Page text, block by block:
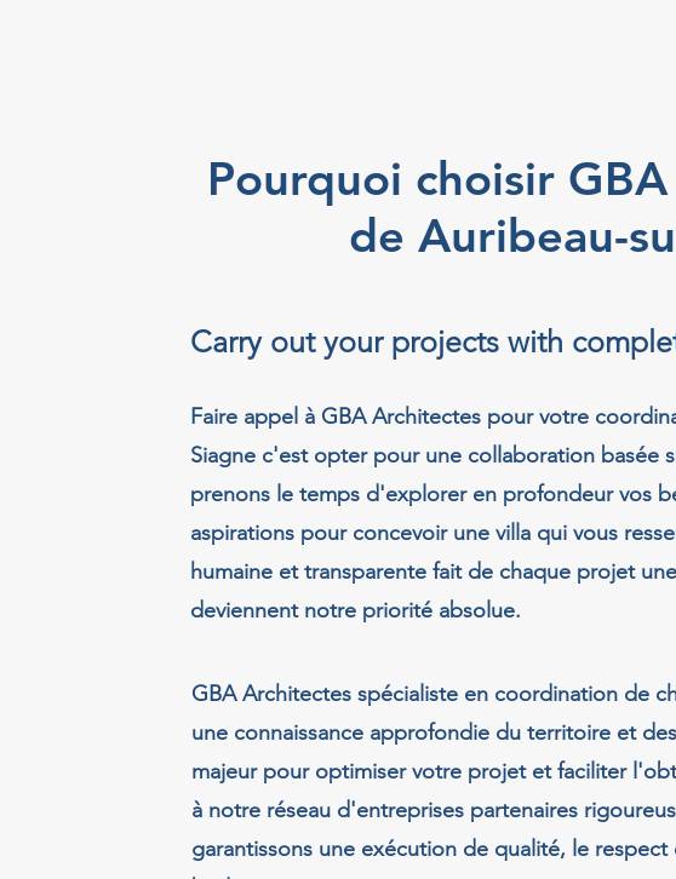
Pourquoi choisir
de Auribeau-
Carry out your projects with
Faire appel à GBA Architectes pour votre
Siagne c'est opter pour une collaboration basée
prenons le temps d'explorer en profondeur vos
aspirations pour concevoir une villa qui vous
humaine et transparente fait de chaque projet
deviennent notre priorité absolue.
GBA Architectes spécialiste en coordination de
une connaissance approfondie du territoire et
majeur pour optimiser votre projet et faciliter
à notre réseau d'entreprises partenaires
garantissons une exécution de qualité, le